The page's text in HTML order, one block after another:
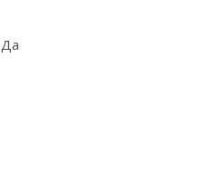
Да